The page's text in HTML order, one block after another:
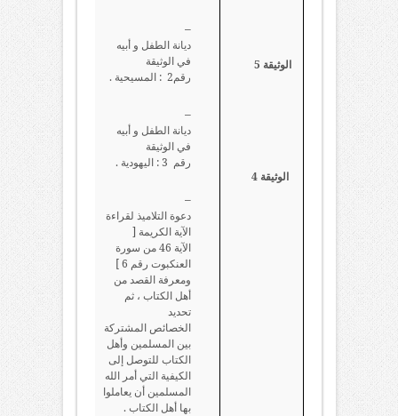
الوثيقة 5
الوثيقة 4
–
ديانة الطفل و أبيه
في الوثيقة
رقم2 : المسيحية .
–
ديانة الطفل و أبيه
في الوثيقة
رقم 3 : اليهودية .
–
دعوة التلاميذ لقراءة
الآية الكريمة [
الآية 46 من سورة
العنكبوت رقم 6 ]
ومعرفة القصد من
أهل الكتاب ، ثم
تحديد
الخصائص المشتركة
بين المسلمين وأهل
الكتاب للتوصل إلى
الكيفية التي أمر الله
المسلمين أن يعاملوا
بها أهل الكتاب .